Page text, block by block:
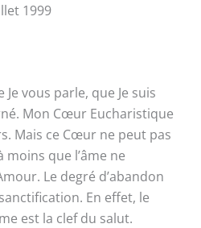
1999
vous parle, que Je suis
Mon Cœur Eucharistique
Mais ce Cœur ne peut pas
moins que l’âme ne
Le degré d’abandon
En effet, le
est la clef du salut.